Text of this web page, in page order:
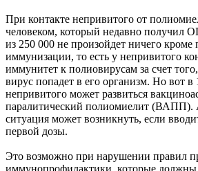
При контакте непривитого от
человеком, который недавно получил
из 250 000 не произойдет ничего кроме
иммунизации, то есть у непривитого
иммунитет к полиовирусам за счет
вирус попадет в его организм. Но вот в
непривитого может развиться
паралитический полиомиелит (ВАПП).
ситуация может возникнуть, если
первой дозы.
Это возможно при нарушении правил